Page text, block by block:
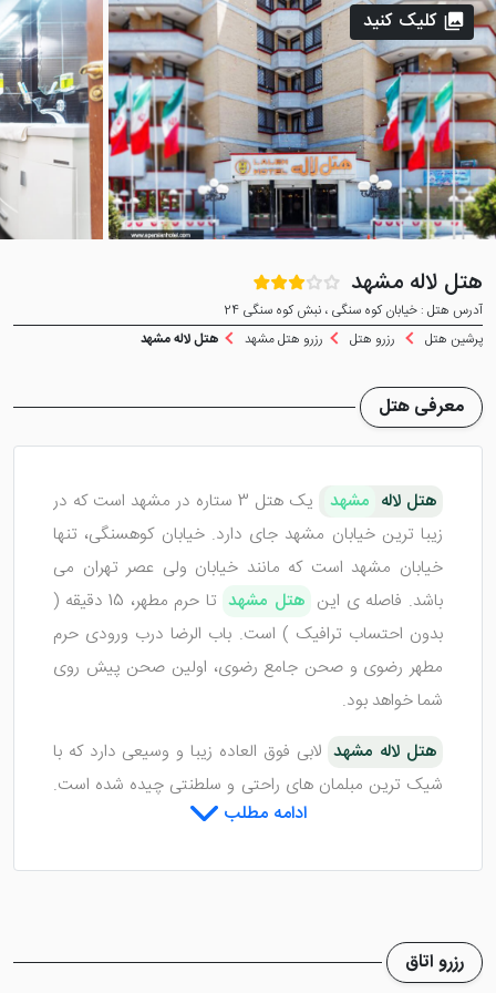
هتل لاله مشهد
آدرس هتل : خیابان کوه سنگی ، نبش کوه سنگی 24
پرشین هتل
رزرو هتل رزرو هتل مشهد هتل لاله مشهد
کلیک کنید
معرفی هتل
هتل لاله مشهد
یک هتل 3 ستاره در مشهد است که در
زیبا ترین خیابان مشهد جای دارد. خیابان کوهسنگی، تنها
خیابان مشهد است که مانند خیابان ولی عصر تهران می
باشد. فاصله ی این هتل مشهد
تا حرم مطهر، 15 دقیقه (
بدون احتساب ترافیک ) است. باب الرضا درب ورودی حرم
مطهر رضوی و صحن جامع رضوی، اولین صحن پیش روی
شما خواهد بود.
هتل لاله مشهد لابی فوق العاده زیبا و وسیعی دارد که با
شیک ترین مبلمان‌ های راحتی و سلطنتی چیده شده است.
تور هتل لاله مشهد از تهران بدین دلیل محبوب است که در
مشهد حتما از این مکان بازدید می کنند.
ادامه مطلب
رزرو اتاق